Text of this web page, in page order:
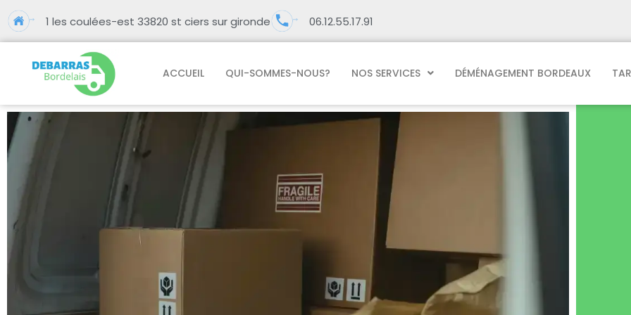
1 les coulées-est 33820 st ciers sur gironde 06.12.55.17.91
ACCUEIL QUI-SOMMES-NOUS? NOS SERVICES DÉMÉNAGEMENT BORDEAUX